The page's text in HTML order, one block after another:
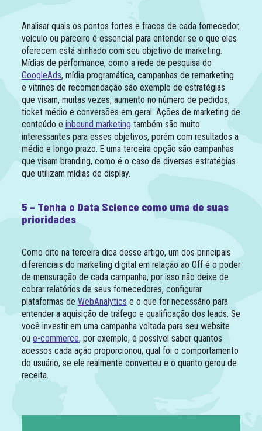
Analisar quais os pontos fortes e fracos de cada fornecedor,
veículo ou parceiro é essencial para entender se o que eles
oferecem está alinhado com seu objetivo de marketing.
Mídias de performance, como a rede de pesquisa do
GoogleAds, mídia programática, campanhas de remarketing
e vitrines de recomendação são exemplo de estratégias
que visam, muitas vezes, aumento no número de pedidos,
ticket médio e conversões em geral. Ações de marketing de
conteúdo e inbound marketing também são muito
interessantes para esses objetivos, porém com resultados a
médio e longo prazo. E uma terceira opção são campanhas
que visam branding, como é o caso de diversas estratégias
que utilizam mídias de display.
5 – Tenha o Data Science como uma de suas
prioridades
Como dito na terceira dica desse artigo, um dos principais
diferenciais do marketing digital em relação ao Off é o poder
de mensuração de cada campanha, por isso não deixe de
cobrar relatórios de seus fornecedores, configurar
plataformas de WebAnalytics e o que for necessário para
entender a aquisição de tráfego e qualificação dos leads. Se
você investir em uma campanha voltada para seu website
ou e-commerce, por exemplo, é possível saber quantos
acessos cada ação proporcionou, qual foi o comportamento
do usuário, se ele realmente converteu e o quanto gerou de
receita.